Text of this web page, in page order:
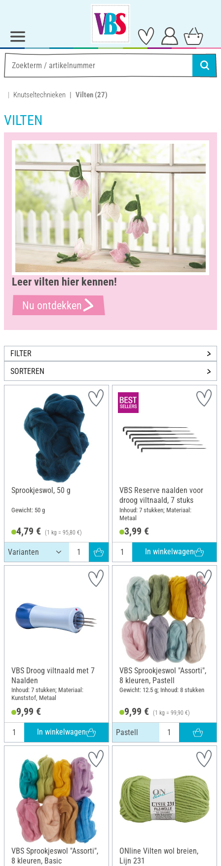
Knutseltechnieken Vilten (27)
VILTEN
Leer vilten hier kennen!
Nu ontdekken
FILTER
SORTEREN
Sprookjeswol, 50 g
Gewicht: 50 g
4,79 € (1 kg = 95,80 €)
VBS Reserve naalden voor
droog viltnaald, 7 stuks
Inhoud: 7 stukken; Materiaal:
Metaal
3,99 €
In winkelwagen
VBS Droog viltnaald met 7
Naalden
Inhoud: 7 stukken; Materiaal:
Kunststof, Metaal
9,99 €
In winkelwagen
VBS Sprookjeswol "Assorti",
8 kleuren, Pastell
Gewicht: 12.5 g; Inhoud: 8 stukken
9,99 € (1 kg = 99,90 €)
Pastell
VBS Sprookjeswol "Assorti",
8 kleuren, Basic
ONline Vilten wol breien,
Lijn 231